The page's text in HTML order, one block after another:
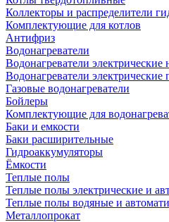
Коллекторы и распределители
Комплектующие для котлов
Антифриз
Водонагреватели
Водонагреватели электрические
Водонагреватели электрические
Газовые водонагреватели
Бойлеры
Комплектующие для
Баки и емкости
Баки расширительные
Гидроаккумуляторы
Ёмкости
Теплые полы
Теплые полы электрические и
Теплые полы водяные и
Металлопрокат